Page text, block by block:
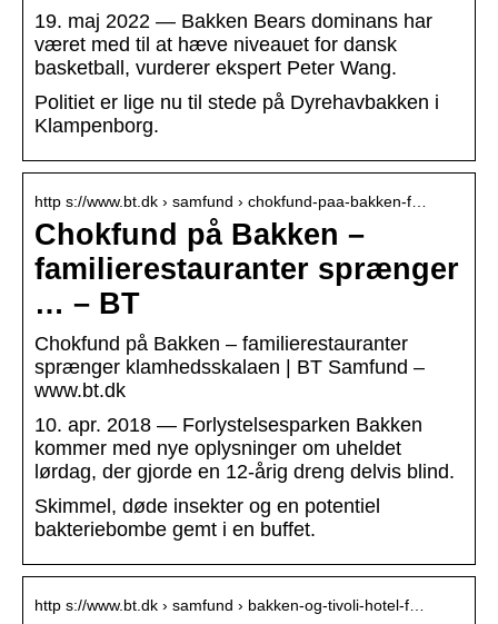
19. maj 2022 — Bakken Bears dominans har
været med til at hæve niveauet for dansk
basketball, vurderer ekspert Peter Wang.
Politiet er lige nu til stede på Dyrehavbakken i
Klampenborg.
http s://www.bt.dk › samfund › chokfund-paa-bakken-f…
Chokfund på Bakken –
familierestauranter sprænger
… – BT
Chokfund på Bakken – familierestauranter
sprænger klamhedsskalaen | BT Samfund –
www.bt.dk
10. apr. 2018 — Forlystelsesparken Bakken
kommer med nye oplysninger om uheldet
lørdag, der gjorde en 12-årig dreng delvis blind.
Skimmel, døde insekter og en potentiel
bakteriebombe gemt i en buffet.
http s://www.bt.dk › samfund › bakken-og-tivoli-hotel-f…